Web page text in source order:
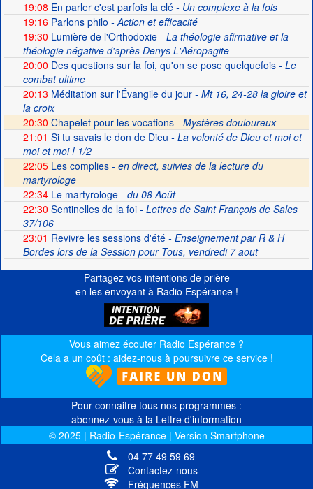
19:08 En parler c'est parfois la clé- Un complexe à la fois
19:16Parlons philo - Action et efficacité
19:30 Lumière de l'Orthodoxie- La théologie afirmative et la
théologie négative d'après Denys L'Aéropagite
20:00 Des questions sur la foi, qu'on se pose quelquefois- Le
combat ultime
20:13 Méditation sur l'Évangile du jour- Mt 16, 24-28 la gloire et
la croix
20:30 Chapelet pour les vocations - Mystères douloureux
21:01 Si tu savais le don de Dieu - La volonté de Dieu et moi et
moi et moi ! 1/2
22:05Les complies - en direct, suivies de la lecture du
martyrologe
22:34Le martyrologe- du 08 Août
22:30 Sentinelles de la foi- Lettres de Saint François de Sales
37/106
23:01 Revivre les sessions d'été- Enseignement par R & H
Bordes lors de la Session pour Tous, vendredi 7 aout
Partagez vos intentions de prière
en les envoyant à Radio Espérance !
Vous aimez écouter Radio Espérance ?
Cela a un coût : aidez-nous à poursuivre ce service !
Pour connaitre tous nos programmes :
abonnez-vous à la Lettre d'information
© 2025 | Radio-Espérance | Version Smartphone
04 77 49 59 69
Contactez-nous
Fréquences FM